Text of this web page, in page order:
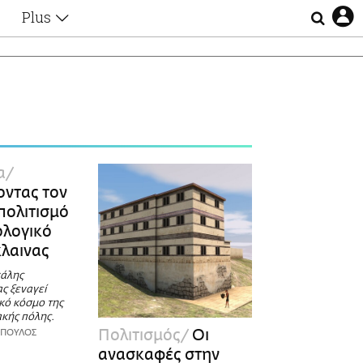
Plus
Απώλειες
Lgbtqi+
Επιλογές
τον
ξεναγεί
κόσμο της
πόλης.
Πολιτισμός Οι
ανασκαφές στην